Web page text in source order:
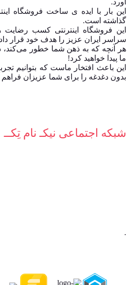
آورد.
این بار با ایده ی ساخت فروشگاه
گذاشته است.
این فروشگاه اینترنتی کسب رضایت
سراسر ایران عزیز را هدف خود قرار
هر آنچه که به ذهن شما خطور می‌کند،
ما پیدا خواهید کرد!
این باعث افتخار ماست که بتوانیم
بدون دغدغه را برای شما عزیزان فراهم
شبکه‌ اجتماعی نیکـ نام تِکــ
.